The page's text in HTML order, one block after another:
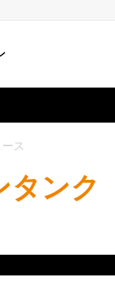
ス
タンク